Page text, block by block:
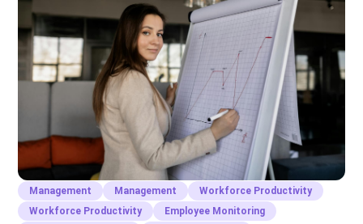
Management Management
Workforce Productivity
Workforce Productivity
Employee Monitoring